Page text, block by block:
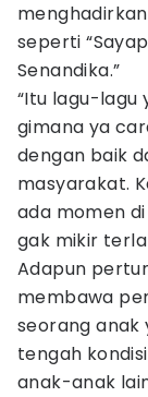
seperti
Senandika.”
“Itu lagu-lagu
gimana ya
dengan baik
masyarakat.
ada momen
gak mikir
Adapun
membawa
seorang anak
tengah
anak-anak